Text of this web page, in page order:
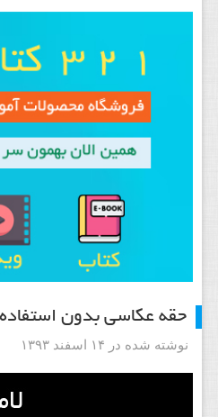
حقه عکاسی بدون
نوشته شده در ۱۴ اسفند ۱۳۹۳